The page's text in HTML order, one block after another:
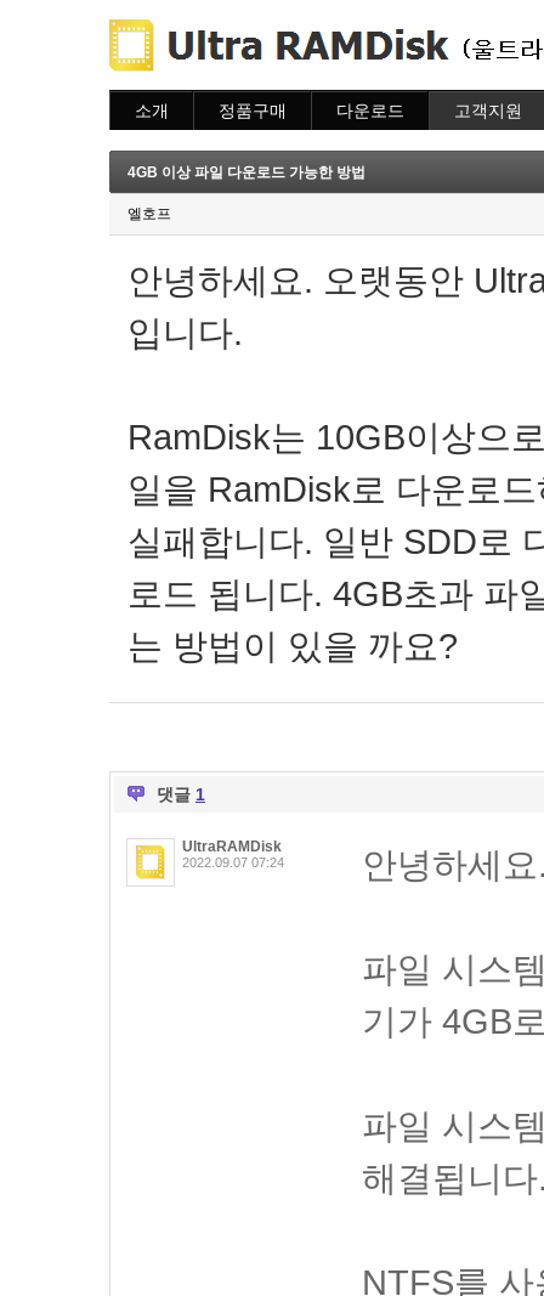
소개 정품구매
주문조회
이용안내
다운로드 고객지원
질문하기
4GB 이상 파일 다운로드 가능한 방법
엘호프
안녕하세요. 오랫동안
입니다.
RamDisk는 10GB이상으
일을 RamDisk로 다운로
실패합니다. 일반 SDD로
로드 됩니다. 4GB초과 파
는 방법이 있을 까요?
댓글 1
UltraRAMDisk
2022.09.07 07:24 안녕하세
파일 시스
기가 4GB
파일 시스
해결됩니
NTFS를